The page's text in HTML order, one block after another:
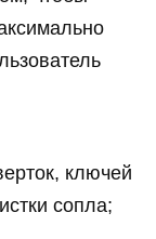
ключей
сопла;